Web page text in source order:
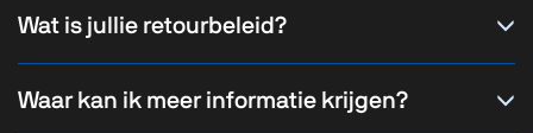
Wat is jullie retourbeleid?
Waar kan ik meer informatie krijgen?